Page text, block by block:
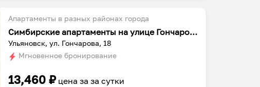
Апартаменты в разных районах города
Симбирские апартаменты на улице Гончарова
Ульяновск, ул. Гончарова, 18
Мгновенное бронирование
13,460 ₽ цена заза сутки